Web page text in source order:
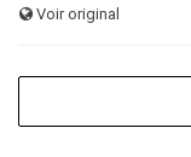
Voir original